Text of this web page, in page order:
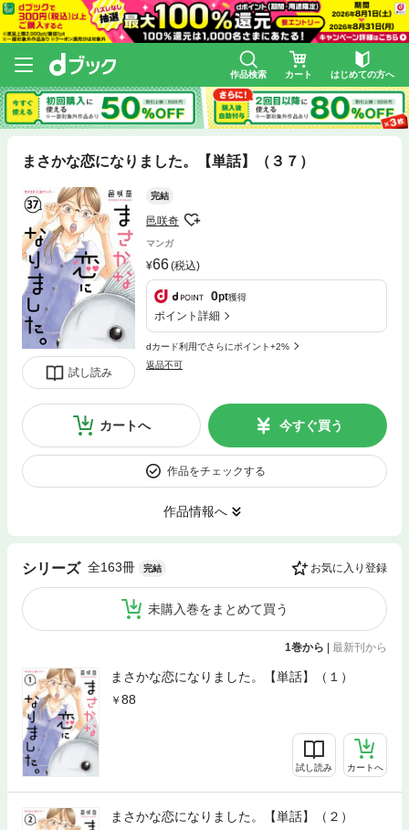
作品検索 カート はじめての方へ
まさかな恋になりました。【単話】（３７）
試し読み
完結
邑咲奇
マンガ
66(税込)
0pt獲得
ポイント詳細
dカード利用でさらにポイント+2%
返品不可
カートへ 今すぐ買う
作品をチェックする
作品情報へ
シリーズ 全163冊 完結 お気に入り登録
未購入巻をまとめて買う
1巻から | 最新刊から
まさかな恋になりました。【単話】（１）
88
試し読み カートへ
まさかな恋になりました。【単話】（２）